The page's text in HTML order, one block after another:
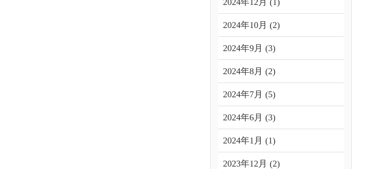
2024年12月 (1)
2024年10月 (2)
2024年9月 (3)
2024年8月 (2)
2024年7月 (5)
2024年6月 (3)
2024年1月 (1)
2023年12月 (2)